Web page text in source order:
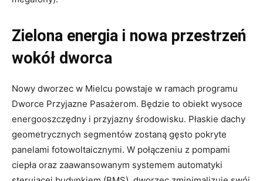
Zielona energia i nowa przestrzeń
wokół dworca
Nowy dworzec w Mielcu powstaje w ramach programu
energooszczędny i przyjazny środowisku. Płaskie dachy
geometrycznych segmentów zostaną gęsto pokryte
panelami fotowoltaicznymi. W połączeniu z pompami
ciepła oraz zaawansowanym systemem automatyki
sterującej budynkiem (BMS), dworzec zminimalizuje swój
ślad węglowy oraz koszty bieżącego utrzymania.